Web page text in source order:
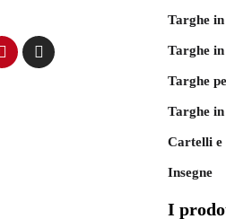
Targhe
Targhe
Targhe
Targhe
Cartelli e
Insegne
I